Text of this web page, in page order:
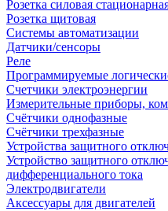
Розетка силовая
Розетка щитовая
Системы автоматизации
Датчики/сенсоры
Реле
Программируемые
Счетчики электроэнергии
Измерительные приборы,
Счётчики однофазные
Счётчики трехфазные
Устройства защитного
Устройство защитного
дифференциального тока
Электродвигатели
Аксессуары для двигателей